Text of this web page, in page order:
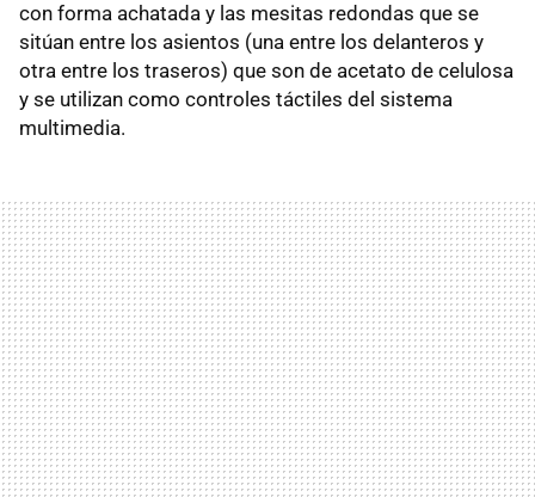
con forma achatada y las mesitas redondas que se
sitúan entre los asientos (una entre los delanteros y
otra entre los traseros) que son de acetato de celulosa
y se utilizan como controles táctiles del sistema
multimedia.